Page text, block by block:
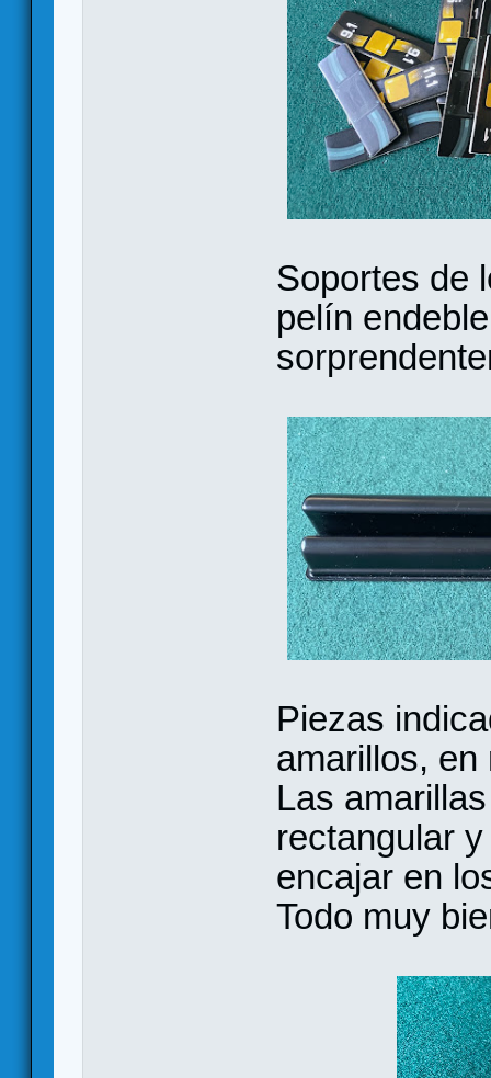
Soportes de
pelín
Piezas
amarillos,
Las
rectangular
encajar en
Todo muy